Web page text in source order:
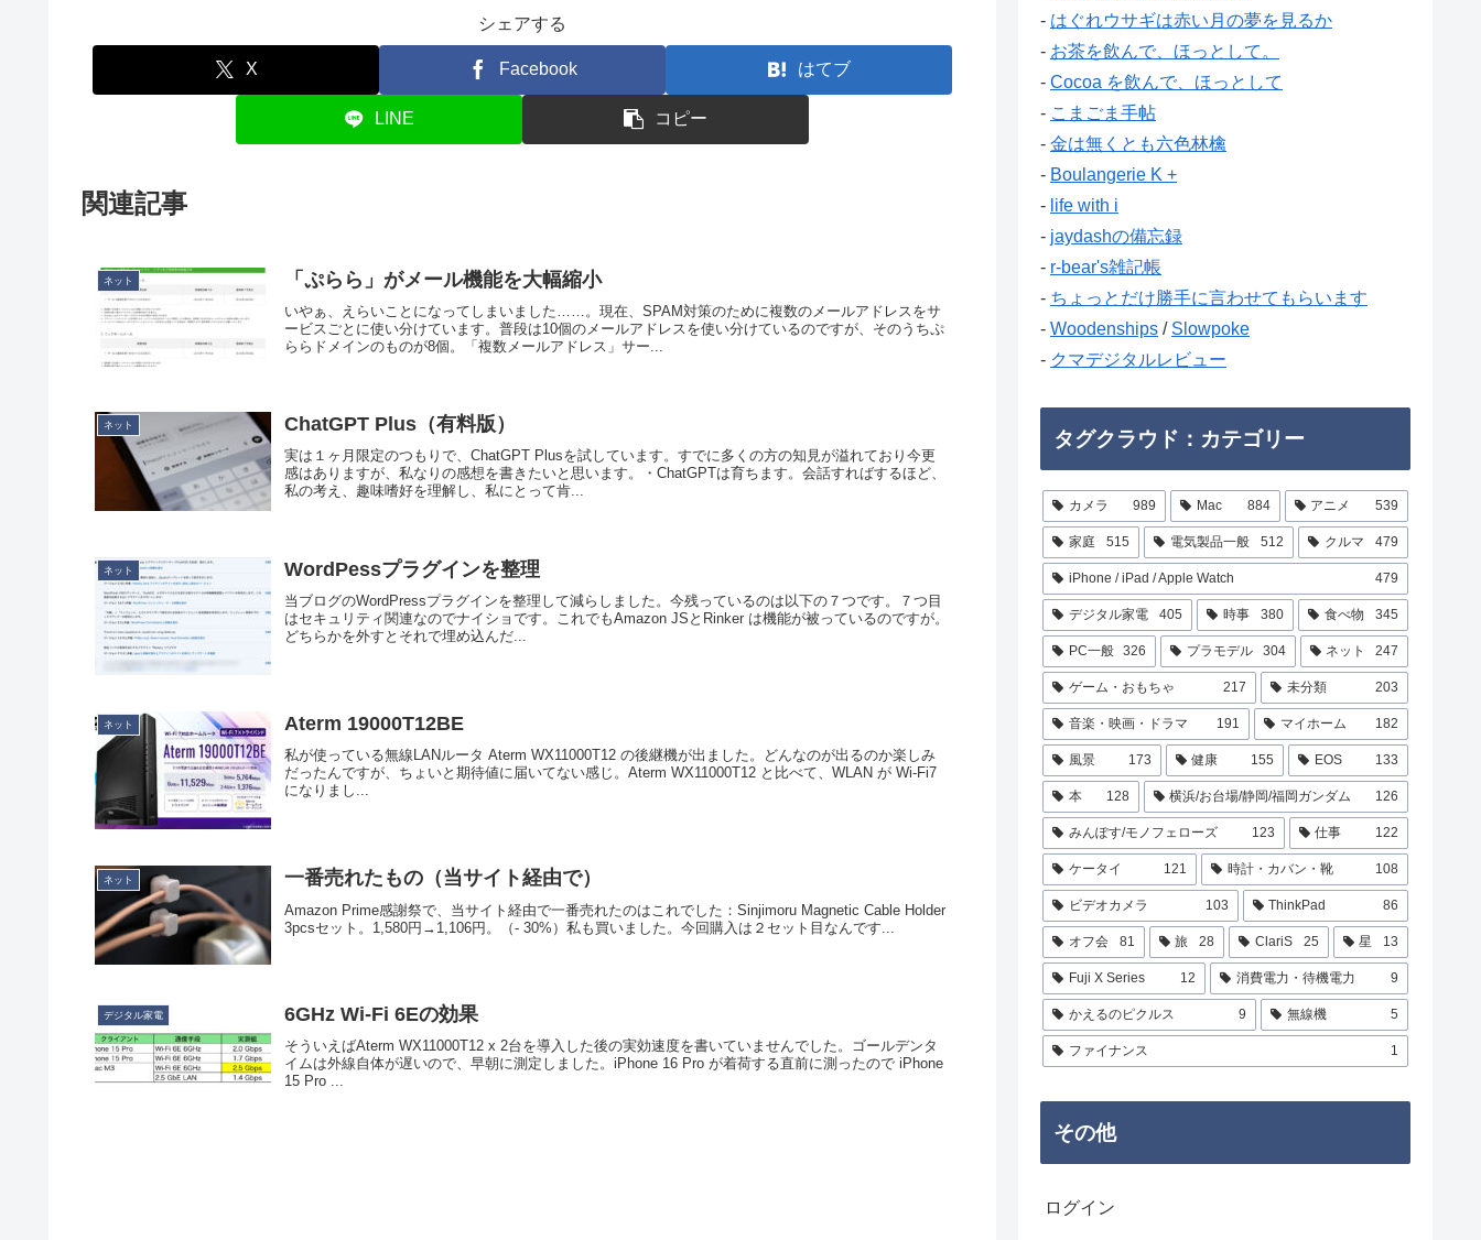
シェアする
X Facebook はてブ
LINE コピー
関連記事
ネット 「ぷらら」がメール機能を大幅縮小
いやぁ、えらいことになってしまいました……。現在、SPAM対策のために複数のメールアドレスをサ
ービスごとに使い分けています。普段は10個のメールアドレスを使い分けているのですが、そのうちぷ
ららドメインのものが8個。「複数メールアドレス」サー...
ネット ChatGPT Plus（有料版）
実は１ヶ月限定のつもりで、ChatGPT Plusを試しています。すでに多くの方の知見が溢れており今更
感はありますが、私なりの感想を書きたいと思います。・ChatGPTは育ちます。会話すればするほど、
私の考え、趣味嗜好を理解し、私にとって肯...
ネット WordPessプラグインを整理
当ブログのWordPressプラグインを整理して減らしました。今残っているのは以下の７つです。７つ目
はセキュリティ関連なのでナイショです。これでもAmazon JSとRinker は機能が被っているのですが。
どちらかを外すとそれで埋め込んだ...
ネット Aterm 19000T12BE
私が使っている無線LANルータ Aterm WX11000T12 の後継機が出ました。どんなのが出るのか楽しみ
だったんですが、ちょいと期待値に届いてない感じ。Aterm WX11000T12 と比べて、WLAN が Wi-Fi7
になりまし...
ネット 一番売れたもの（当サイト経由で）
Amazon Prime感謝祭で、当サイト経由で一番売れたのはこれでした：Sinjimoru Magnetic Cable Holder
3pcsセット。1,580円→1,106円。（- 30%）私も買いました。今回購入は２セット目なんです...
デジタル家電 6GHz Wi-Fi 6Eの効果
そういえばAterm WX11000T12 x 2台を導入した後の実効速度を書いていませんでした。ゴールデンタ
イムは外線自体が遅いので、早朝に測定しました。iPhone 16 Pro が着荷する直前に測ったので iPhone
15 Pro ...
- はぐれウサギは赤い月の夢を見るか
- お茶を飲んで、ほっとして。
- Cocoa を飲んで、ほっとして
- こまごま手帖
- 金は無くとも六色林檎
- Boulangerie K +
- life with i
- jaydashの備忘録
- r-bear's雑記帳
- ちょっとだけ勝手に言わせてもらいます
- Woodenships / Slowpoke
- クマデジタルレビュー
タグクラウド：カテゴリー
カメラ 989 Mac 884 アニメ 539
家庭 515 電気製品一般 512 クルマ 479
iPhone / iPad / Apple Watch 479
デジタル家電 405 時事 380 食べ物 345
PC一般 326 プラモデル 304 ネット 247
ゲーム・おもちゃ 217 未分類 203
音楽・映画・ドラマ 191 マイホーム 182
風景 173 健康 155 EOS 133
本 128 横浜/お台場/静岡/福岡ガンダム 126
みんぽす/モノフェローズ 123 仕事 122
ケータイ 121 時計・カバン・靴 108
ビデオカメラ 103 ThinkPad 86
オフ会 81 旅 28 ClariS 25 星 13
Fuji X Series 12 消費電力・待機電力 9
かえるのピクルス 9 無線機 5
ファイナンス 1
その他
ログイン